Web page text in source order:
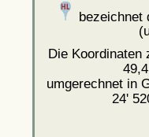
bezeichnet
Die Koordinaten
umgerechnet in
24'